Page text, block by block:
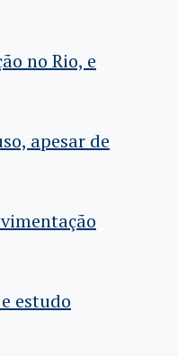
no Rio, e
apesar de
estudo